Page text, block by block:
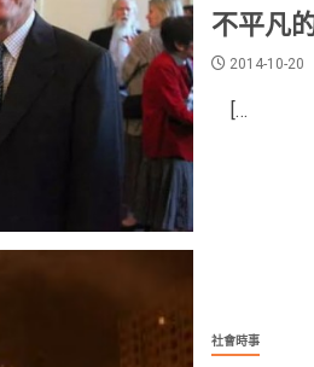
不平凡
2014-10-20
[…
社會時事